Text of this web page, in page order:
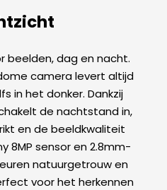
beelden, dag en nacht.
camera levert altijd
in het donker. Dankzij
de nachtstand in,
en de beeldkwaliteit
8MP sensor en 2.8mm-
natuurgetrouw en
voor het herkennen